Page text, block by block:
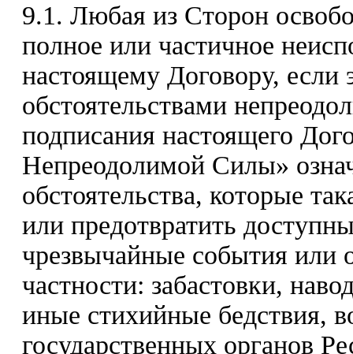
9.1. Любая из Сторон
полное или частичное
настоящему Договору, если
обстоятельствами
подписания настоящего
Непреодолимой Силы»
обстоятельства, которые
или предотвратить
чрезвычайные события или
частности: забастовки,
иные стихийные бедствия,
государственных органов